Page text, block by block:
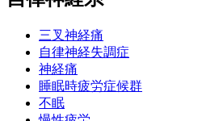
三叉神経痛
自律神経失調症
神経痛
睡眠時疲労症候群
不眠